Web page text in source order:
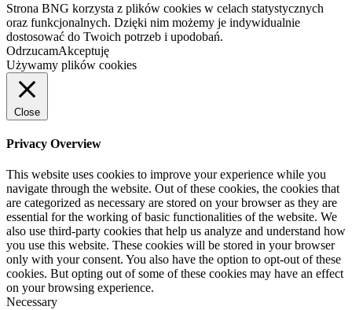
Strona BNG korzysta z plików cookies w celach statystycznych
oraz funkcjonalnych. Dzięki nim możemy je indywidualnie
dostosować do Twoich potrzeb i upodobań.
OdrzucamAkceptuję
Używamy plików cookies
Close
Privacy Overview
This website uses cookies to improve your experience while you
navigate through the website. Out of these cookies, the cookies that
are categorized as necessary are stored on your browser as they are
essential for the working of basic functionalities of the website. We
also use third-party cookies that help us analyze and understand how
you use this website. These cookies will be stored in your browser
only with your consent. You also have the option to opt-out of these
cookies. But opting out of some of these cookies may have an effect
on your browsing experience.
Necessary